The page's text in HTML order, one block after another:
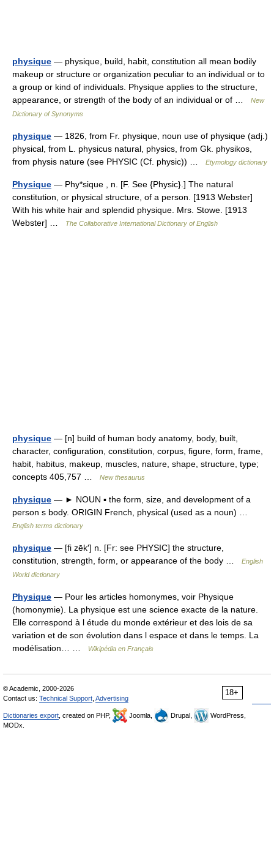
physique — physique, build, habit, constitution all mean bodily
makeup or structure or organization peculiar to an individual or to
a group or kind of individuals. Physique applies to the structure,
appearance, or strength of the body of an individual or of …
New
Dictionary of Synonyms
physique — 1826, from Fr. physique, noun use of physique (adj.)
physical, from L. physicus natural, physics, from Gk. physikos,
from physis nature (see PHYSIC (Cf. physic)) …
Etymology dictionary
Physique — Phy*sique , n. [F. See {Physic}.] The natural
constitution, or physical structure, of a person. [1913 Webster]
With his white hair and splendid physique. Mrs. Stowe. [1913
Webster] …
The Collaborative International Dictionary of English
physique — [n] build of human body anatomy, body, built,
character, configuration, constitution, corpus, figure, form, frame,
habit, habitus, makeup, muscles, nature, shape, structure, type;
concepts 405,757 …
New thesaurus
physique — ► NOUN ▪ the form, size, and development of a
person s body. ORIGIN French, physical (used as a noun) …
English terms dictionary
physique — [fi zēk′] n. [Fr: see PHYSIC] the structure,
constitution, strength, form, or appearance of the body …
English
World dictionary
Physique — Pour les articles homonymes, voir Physique
(homonymie). La physique est une science exacte de la nature.
Elle correspond à l étude du monde extérieur et des lois de sa
variation et de son évolution dans l espace et dans le temps. La
modélisation… …
Wikipédia en Français
18+
© Academic, 2000-2026
Contact us: Technical Support Advertising
Dictionaries export , created on PHP, Joomla, Drupal,
WordPress,
MODx.